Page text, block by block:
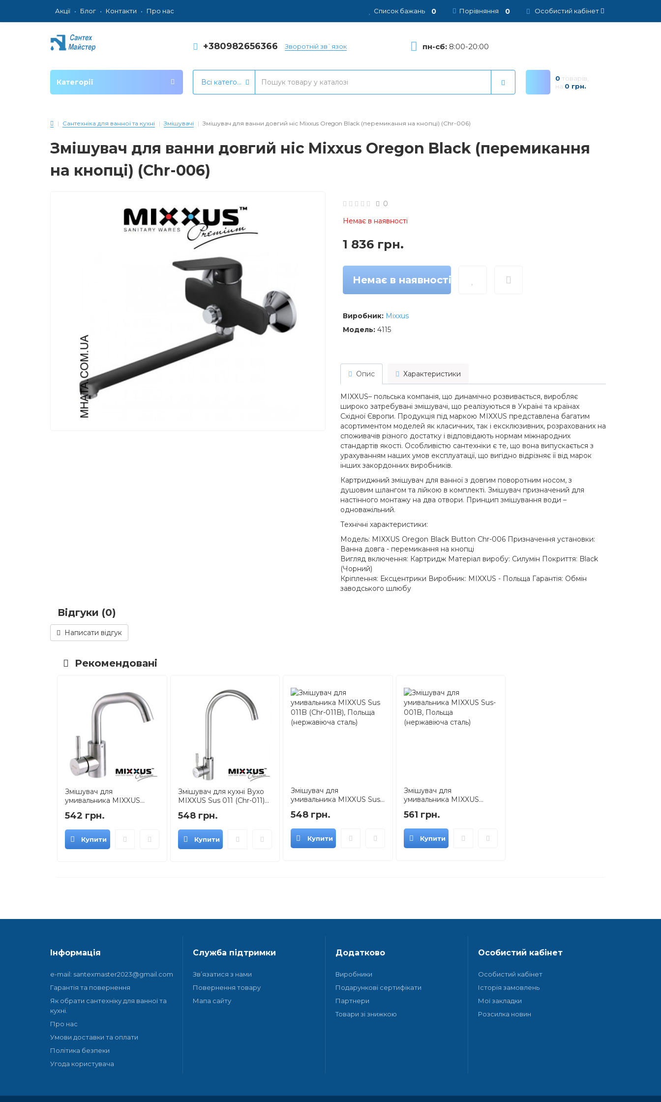
Акції Блог Контакти Про нас Особистий кабінет
Список бажань 0 Порівняння 0
+380982656366 Зворотній зв`язок пн-сб:8:00-20:00
Всі категорії 0 товарів,
на 0 грн.
Категорії
Сантехніка для ванної та кухні Змішувачі Змішувач для ванни довгий ніс Mixxus Oregon Black (перемикання на кнопці) (Chr-006)
Змішувач для ванни довгий ніс Mixxus Oregon Black (перемикання
на кнопці) (Chr-006)
0
Немає в наявності
1 836 грн.
Немає в наявності
Виробник: Mixxus
Модель: 4115
Опис Характеристики
MIXXUS– польська компанія, що динамічно розвивається, виробляє
широко затребувані змішувачі, що реалізуються в Україні та країнах
Східної Європи. Продукція під маркою MIXXUS представлена багатим
асортиментом моделей як класичних, так і ексклюзивних, розрахованих на
споживачів різного достатку і відповідають нормам міжнародних
стандартів якості. Особливістю сантехніки є те, що вона випускається з
урахуванням наших умов експлуатації, що вигідно відрізняє її від марок
інших закордонних виробників.
Картриджний змішувач для ванної з довгим поворотним носом, з
душовим шлангом та лійкою в комплекті. Змішувач призначений для
настінного монтажу на два отвори. Принцип змішування води –
одноважільний.
Технічні характеристики:
Модель: MIXXUS Oregon Black Button Chr-006 Призначення установки:
Ванна довга - перемикання на кнопці
Вигляд включення: Картридж Матеріал виробу: Силумін Покриття: Black
(Чорний)
Кріплення: Ексцентрики Виробник: MIXXUS - Польща Гарантія: Обмін
заводського шлюбу
Відгуки (0)
Написати відгук
Рекомендовані
Змішувач для
умивальника MIXXUS...
542 грн.
Купити
Змішувач для кухні Вухо
MIXXUS Sus 011 (Chr-011)...
548 грн.
Купити
Змішувач для
умивальника MIXXUS Sus...
548 грн.
Купити
Змішувач для
умивальника MIXXUS...
561 грн.
Купити
Інформація
e-mail: santexmaster2023@gmail.com
Гарантія та повернення
Як обрати сантехніку для ванної та
кухні.
Про нас
Умови доставки та оплати
Політика безпеки
Угода користувача
Служба підтримки
Зв’язатися з нами
Повернення товару
Мапа сайту
Додатково
Виробники
Подарункові сертифікати
Партнери
Товари зі знижкою
Особистий кабінет
Особистий кабінет
Історія замовлень
Мої закладки
Розсилка новин